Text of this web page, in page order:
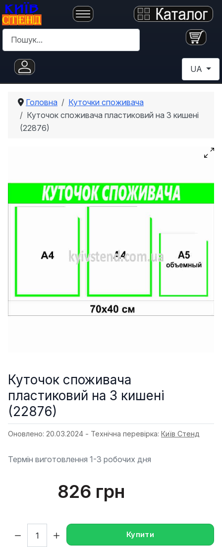
Пошук
Оберіть
UA
Головна
Куточки споживача
Куточок споживача пластиковий на 3 кишені
(22876)
Куточок споживача
пластиковий на 3 кишені
(22876)
Оновлено: 20.03.2024 - Технічна перевірка: Київ Стенд
Термін виготовлення 1-3 робочих дня
826 грн
Купити